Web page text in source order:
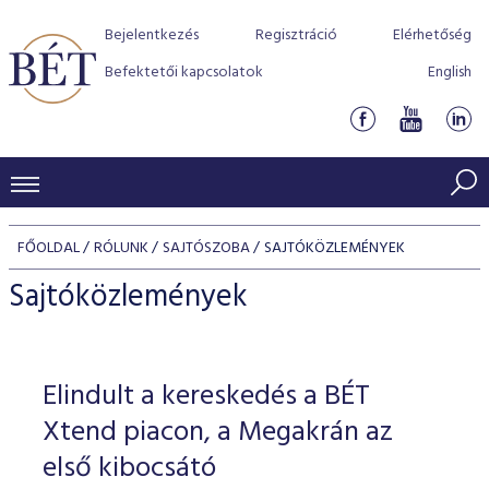
Bejelentkezés Regisztráció
Elérhetőség
Befektetői kapcsolatok
English
KERESKEDÉSI ADATOK
INDEXEK
Jelzáloglevél indexek
Vállalati kötvény indexek
Azonnali Piac
Részvények
Származékos piac
BEFEKTETŐK
Részvény szekció
Hitelpapír szekció
BÉT szabályzatok
Befektetővédelem
Alkalmazott díjstruktúra
Elszámolás
Részvény és vállalati kötvény tőzsdei bevezetését
program
BÉT Xtend - Részvénypiac egyszerűen
TŐZSDETAGOK
Tőzsdetagok, üzletkötők
VENDOROK
FŐOLDAL RÓLUNK SAJTÓSZOBA SAJTÓKÖZLEMÉNYEK
Sajtóközlemények
Elindult a kereskedés a BÉT
Xtend piacon, a Megakrán az
első kibocsátó